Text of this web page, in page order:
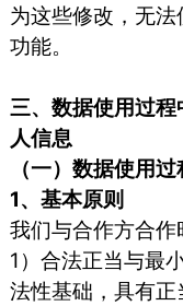
为这些修改，无
功能。
三、数据使用过
人信息
（一）数据使用
1、基本原则
我们与合作方合作
1）合法正当与最
法性基础，具有